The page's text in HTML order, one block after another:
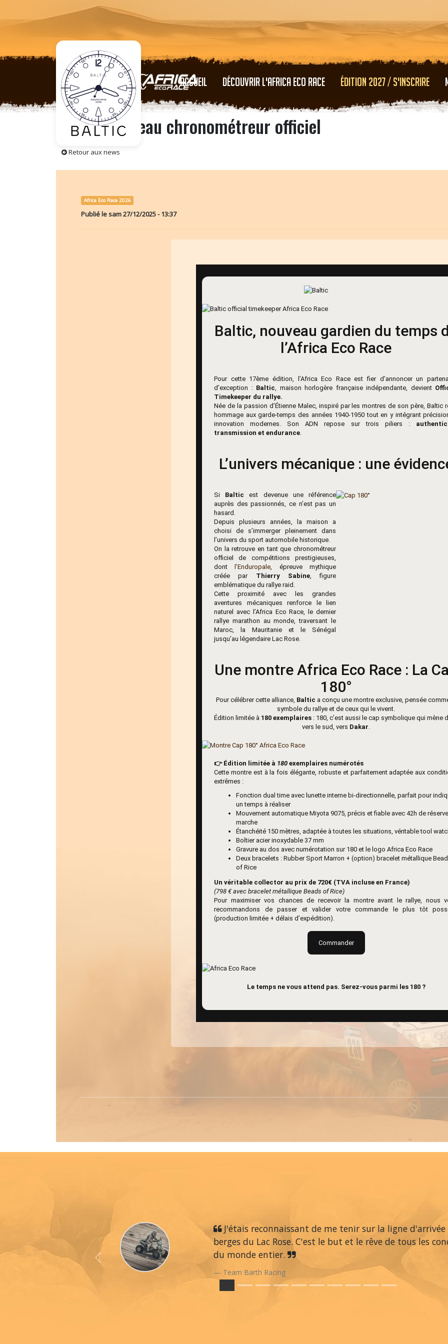
ACCUEIL DÉCOUVRIR L'AFRICA ECO RACE ÉDITION 2027 / S'INSCRIRE
Baltic, nouveau chronométreur officiel
Retour aux news
Africa Eco Race 2026
Publié lesam 27/12/2025 - 13:37
Baltic, nouveau gardien du temps
l’Africa Eco Race
Pour cette 17ème édition, l’Africa Eco Race est fier d’annoncer un
d’exception : Baltic, maison horlogère française indépendante, devient
Timekeeper du rallye.
Née de la passion d’Étienne Malec, inspiré par les montres de son père, Baltic
hommage aux garde-temps des années 1940-1950 tout en y intégrant
innovation modernes. Son ADN repose sur trois piliers :
transmission et endurance.
L’univers mécanique : une
Si Baltic est devenue une référence
auprès des passionnés, ce n’est pas un
hasard.
Depuis plusieurs années, la maison a
choisi de s’immerger pleinement dans
l’univers du sport automobile historique.
On la retrouve en tant que chronométreur
officiel de compétitions prestigieuses,
dont
l’Enduropale, épreuve mythique
créée par Thierry Sabine, figure
emblématique du rallye raid.
Cette proximité avec les grandes
aventures mécaniques renforce le lien
naturel avec l’Africa Eco Race, le dernier
rallye marathon au monde, traversant le
Maroc, la Mauritanie et le Sénégal
jusqu’au légendaire Lac Rose.
Une montre Africa Eco Race : La
180°
Pour célébrer cette alliance, Baltic a conçu une montre exclusive, pensée
symbole du rallye et de ceux qui le vivent.
Édition limitée à 180 exemplaires : 180, c’est aussi le cap symbolique qui mène
vers le sud, vers Dakar.
👉 Édition limitée à 180 exemplaires numérotés
Cette montre est à la fois élégante, robuste et parfaitement adaptée aux
extrêmes :
Fonction dual time avec lunette interne bi-directionnelle, parfait pour
un temps à réaliser
Mouvement automatique Miyota 9075, précis et fiable avec 42h de
marche
Étanchéité 150 mètres, adaptée à toutes les situations, véritable tool
Boîtier acier inoxydable 37 mm
Gravure au dos avec numérotation sur 180 et le logo Africa Eco Race
Deux bracelets : Rubber Sport Marron + (option) bracelet métallique
of Rice
Un véritable collector au prix de 720€ (TVA incluse en France)
(798 € avec bracelet métallique Beads of Rice)
Pour maximiser vos chances de recevoir la montre avant le rallye, nous
recommandons de passer et valider votre commande le plus tôt
(production limitée + délais d’expédition).
Commander
Le temps ne vous attend pas. Serez-vous parmi les 180 ?
J'étais reconnaissant de me tenir sur la ligne d'arrivée
berges du Lac Rose. C'est le but et le rêve de tous les
du monde entier.
Team Barth Racing
Previous